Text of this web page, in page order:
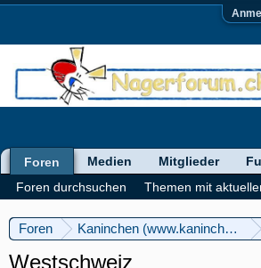
Foren Kaninchen
Westschweiz
Foren
Foren durchsuchen
Themen mit
Medien Mitglieder